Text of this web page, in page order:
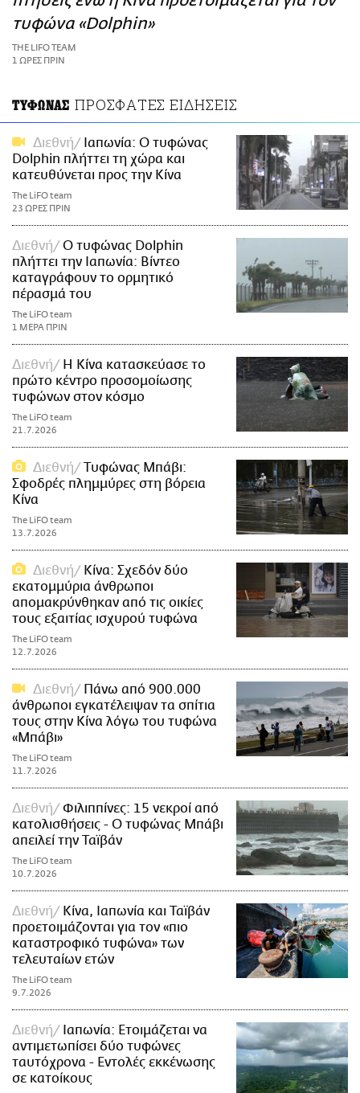
ΑΜΠΑ
PRINT
τυφώνα «Dolphin»
THE LIFO TEAM
1 ΩΡΕΣ ΠΡΙΝ
ΤΥΦΩΝΑΣ ΠΡΟΣΦΑΤΕΣ ΕΙΔΗΣΕΙΣ
Διεθνή
Ιαπωνία: Ο τυφώνας
Dolphin πλήττει τη χώρα και
κατευθύνεται προς την Κίνα
The LiFO team
23 ΩΡΕΣ ΠΡΙΝ
Διεθνή
Ο τυφώνας Dolphin
πλήττει την Ιαπωνία: Βίντεο
καταγράφουν το ορμητικό
πέρασμά του
The LiFO team
1 ΜΕΡΑ ΠΡΙΝ
Διεθνή
Η Κίνα κατασκεύασε το
πρώτο κέντρο προσομοίωσης
τυφώνων στον κόσμο
The LiFO team
21.7.2026
Διεθνή
Τυφώνας Μπάβι:
Σφοδρές πλημμύρες στη βόρεια
Κίνα
The LiFO team
13.7.2026
Διεθνή
Κίνα: Σχεδόν δύο
εκατομμύρια άνθρωποι
απομακρύνθηκαν από τις οικίες
τους εξαιτίας ισχυρού τυφώνα
The LiFO team
12.7.2026
Διεθνή
Πάνω από 900.000
άνθρωποι εγκατέλειψαν τα σπίτια
τους στην Κίνα λόγω του τυφώνα
«Μπάβι»
The LiFO team
11.7.2026
Διεθνή
Φιλιππίνες: 15 νεκροί από
κατολισθήσεις - Ο τυφώνας Μπάβι
απειλεί την Ταϊβάν
The LiFO team
10.7.2026
Διεθνή
Κίνα, Ιαπωνία και Ταϊβάν
προετοιμάζονται για τον «πιο
καταστροφικό τυφώνα» των
τελευταίων ετών
The LiFO team
9.7.2026
Διεθνή
Ιαπωνία: Ετοιμάζεται να
αντιμετωπίσει δύο τυφώνες
ταυτόχρονα - Εντολές εκκένωσης
σε κατοίκους